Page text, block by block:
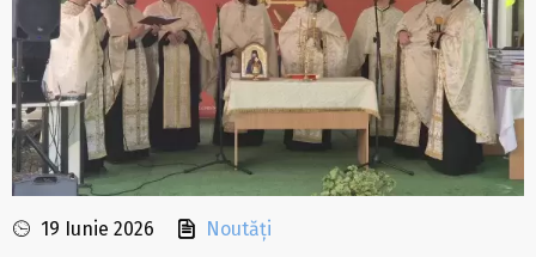
19 Iunie 2026 Noutăți